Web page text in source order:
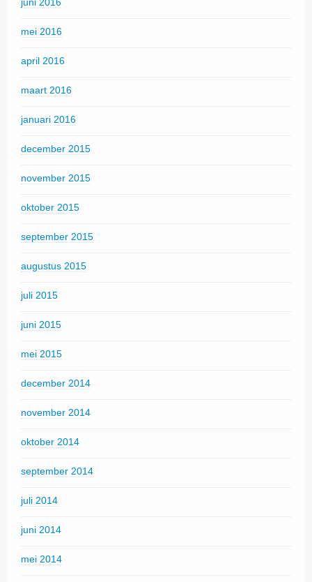
juni 2016
mei 2016
april 2016
maart 2016
januari 2016
december 2015
november 2015
oktober 2015
september 2015
augustus 2015
juli 2015
juni 2015
mei 2015
december 2014
november 2014
oktober 2014
september 2014
juli 2014
juni 2014
mei 2014